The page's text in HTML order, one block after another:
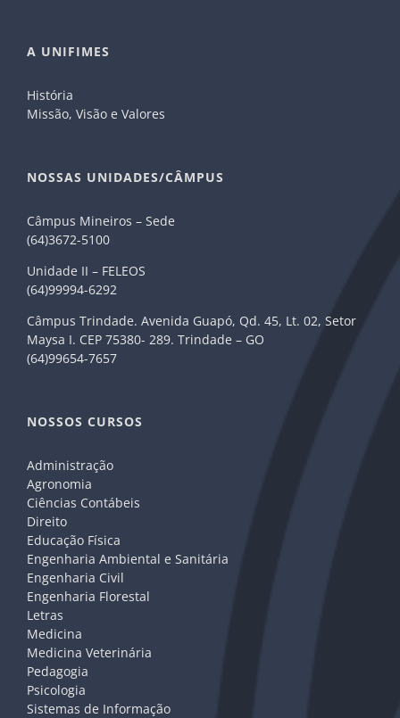
A UNIFIMES
História
Missão, Visão e Valores
NOSSAS UNIDADES/CÂMPUS
Câmpus Mineiros – Sede
(64)3672-5100
Unidade II – FELEOS
(64)99994-6292
Câmpus Trindade. Avenida Guapó, Qd. 45, Lt. 02, Setor
Maysa I. CEP 75380- 289. Trindade – GO
(64)99654-7657
NOSSOS CURSOS
Administração
Agronomia
Ciências Contábeis
Direito
Educação Física
Engenharia Ambiental e Sanitária
Engenharia Civil
Engenharia Florestal
Letras
Medicina
Medicina Veterinária
Pedagogia
Psicologia
Sistemas de Informação